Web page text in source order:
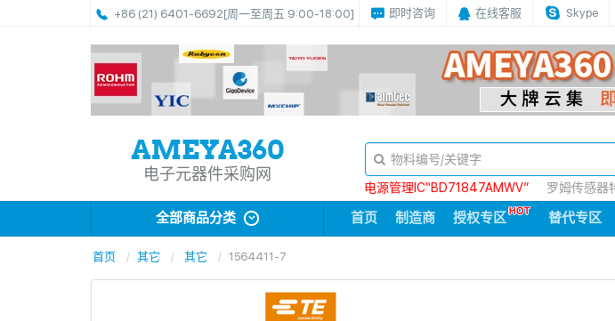
+86 (21) 6401-6692[周一至周五 9:00-18:00] 即时咨询 在线客服 Skype
电子元器件采购网
电源管理IC“BD71847AMWV”
罗姆传感器
全部商品分类 首页 制造商 授权专区 替代专区
首页 其它 其它 1564411-7